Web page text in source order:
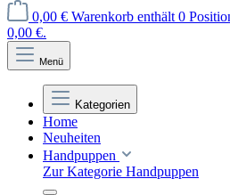
0,00 € Warenkorb enthält 0
0,00 €.
Menü
Kategorien
Home
Neuheiten
Handpuppen
Zur Kategorie Handpuppen